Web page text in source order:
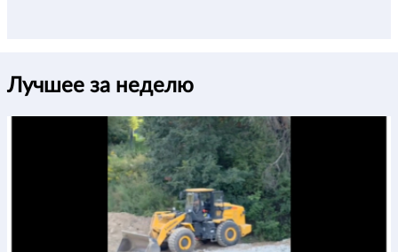
Лучшее за неделю